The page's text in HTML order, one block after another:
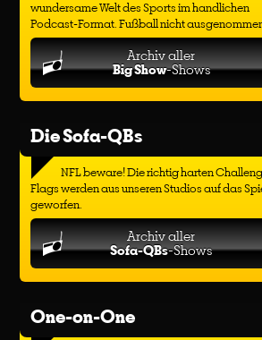
wundersame Welt des Sports im handlichen
Podcast-Format. Fußball nicht
Archiv aller
Big Show-Shows
Die Sofa-QBs
NFL beware! Die richtig harten
Flags werden aus unseren Studios auf das
geworfen.
Archiv aller
Sofa-QBs-Shows
One-on-One